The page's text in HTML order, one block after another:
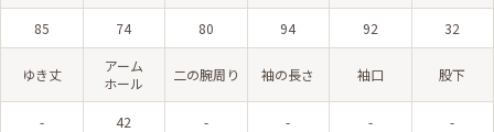
85 74 80 94 92 32
ゆき丈
アーム
ホール
二の腕周り 袖の長さ 袖口 股下
- 42 - - - -